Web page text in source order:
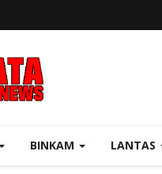
BINKAM LANTAS